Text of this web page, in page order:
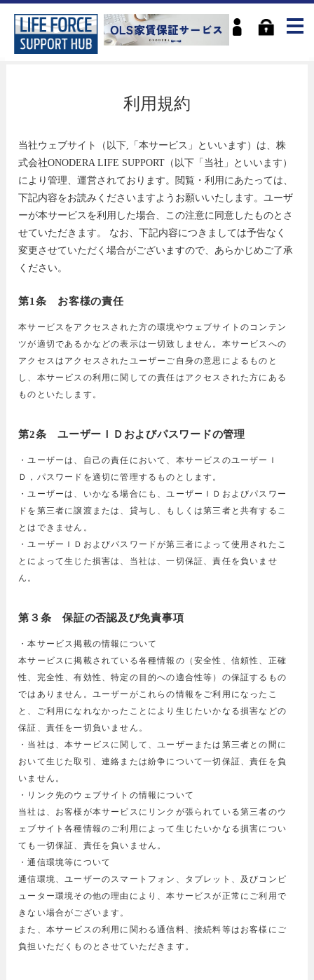
利用規約
当社ウェブサイト（以下,「本サービス」といいます）は、株
式会社ONODERA LIFE SUPPORT（以下「当社」といいます）
により管理、運営されております。閲覧・利用にあたっては、
下記内容をお読みくださいますようお願いいたします。ユーザ
ーが本サービスを利用した場合、この注意に同意したものとさ
せていただきます。 なお、下記内容につきましては予告なく
変更させていただく場合がございますので、あらかじめご了承
ください。
第1条 お客様の責任
本サービスをアクセスされた方の環境やウェブサイトのコンテン
ツが適切であるかなどの表示は一切致しません。本サービスへの
アクセスはアクセスされたユーザーご自身の意思によるものと
し、本サービスの利用に関しての責任はアクセスされた方にある
ものといたします。
第2条 ユーザーＩＤおよびパスワードの管理
・ユーザーは、自己の責任において、本サービスのユーザーＩ
Ｄ，パスワードを適切に管理するものとします。
・ユーザーは、いかなる場合にも、ユーザーＩＤおよびパスワー
ドを第三者に譲渡または、貸与し、もしくは第三者と共有するこ
とはできません。
・ユーザーＩＤおよびパスワードが第三者によって使用されたこ
とによって生じた損害は、当社は、一切保証、責任を負いませ
ん。
第３条 保証の否認及び免責事項
・本サービス掲載の情報について
本サービスに掲載されている各種情報の（安全性、信頼性、正確
性、完全性、有効性、特定の目的への適合性等）の保証するもの
ではありません。ユーザーがこれらの情報をご利用になったこ
と、ご利用になれなかったことにより生じたいかなる損害などの
保証、責任を一切負いません。
・当社は、本サービスに関して、ユーザーまたは第三者との間に
おいて生じた取引、連絡または紛争について一切保証、責任を負
いません。
・リンク先のウェブサイトの情報について
当社は、お客様が本サービスにリンクが張られている第三者のウ
ェブサイト各種情報のご利用によって生じたいかなる損害につい
ても一切保証、責任を負いません。
・通信環境等について
通信環境、ユーザーのスマートフォン、タブレット、及びコンピ
ューター環境その他の理由により、本サービスが正常にご利用で
きない場合がございます。
また、本サービスの利用に関わる通信料、接続料等はお客様にご
負担いただくものとさせていただきます。